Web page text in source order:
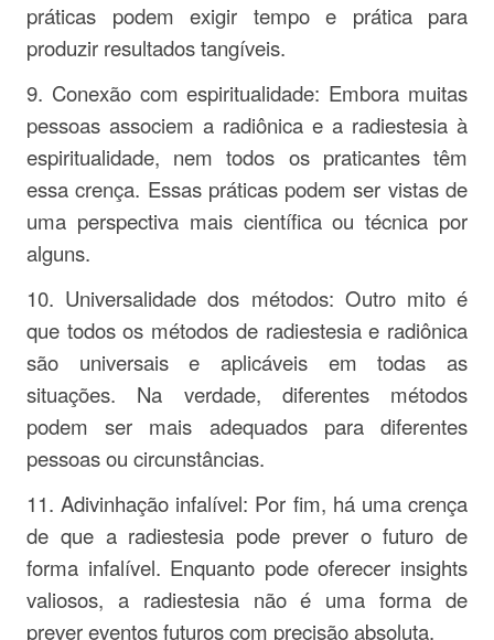
práticas podem exigir tempo e prática para
produzir resultados tangíveis.
9. Conexão com espiritualidade: Embora muitas
pessoas associem a radiônica e a radiestesia à
espiritualidade, nem todos os praticantes têm
essa crença. Essas práticas podem ser vistas de
uma perspectiva mais científica ou técnica por
alguns.
10. Universalidade dos métodos: Outro mito é
que todos os métodos de radiestesia e radiônica
são universais e aplicáveis em todas as
situações. Na verdade, diferentes métodos
podem ser mais adequados para diferentes
pessoas ou circunstâncias.
11. Adivinhação infalível: Por fim, há uma crença
de que a radiestesia pode prever o futuro de
forma infalível. Enquanto pode oferecer insights
valiosos, a radiestesia não é uma forma de
prever eventos futuros com precisão absoluta.